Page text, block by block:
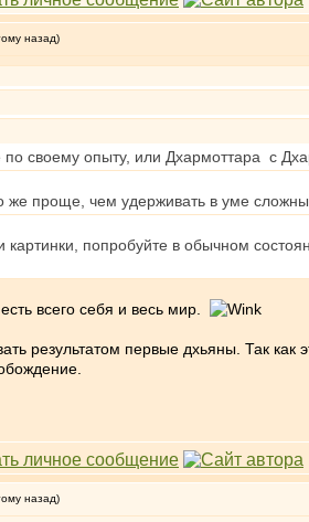
назад)
своему опыту, или Дхармоттара с
же проще, чем удерживать в уме
картинки, попробуйте в обычном
всего себя и весь мир.
результатом первые дхьяны. Так как
назад)